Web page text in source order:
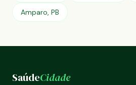
Amparo, PB
SaúdeCidade